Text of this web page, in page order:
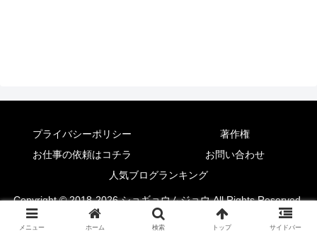
プライバシーポリシー
著作権
お仕事の依頼はコチラ
お問い合わせ
人気ブログランキング
Copyright © 2018-2026 ショギョウムジョウ All Rights Reserved.
メニュー ホーム 検索 トップ サイドバー